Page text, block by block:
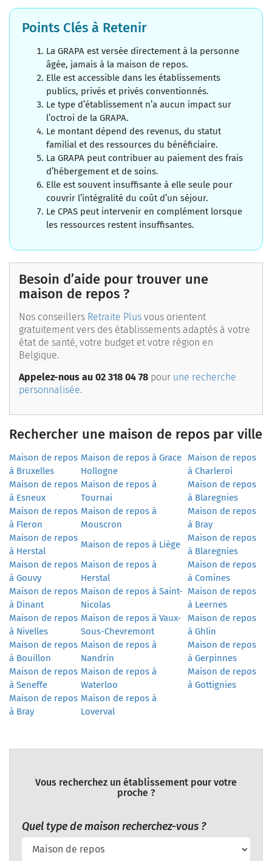
Points Clés à Retenir
La GRAPA est versée directement à la personne
âgée, jamais à la maison de repos.
Elle est accessible dans les établissements
publics, privés et privés conventionnés.
Le type d’établissement n’a aucun impact sur
l’octroi de la GRAPA.
Le montant dépend des revenus, du statut
familial et des ressources du bénéficiaire.
La GRAPA peut contribuer au paiement des frais
d’hébergement et de soins.
Elle est souvent insuffisante à elle seule pour
couvrir l’intégralité du coût d’un séjour.
Le CPAS peut intervenir en complément lorsque
les ressources restent insuffisantes.
Besoin d’aide pour trouver une
maison de repos ?
Nos conseillers Retraite Plus vous orientent
gratuitement vers des établissements adaptés à votre
état de santé, votre budget et votre région en
Belgique.
Appelez-nous au 02 318 04 78 pour une recherche
personnalisée.
Rechercher une maison de repos par ville
Maison de repos
à Bruxelles
Maison de repos à Grace
Hollogne
Maison de repos
à Charleroi
Maison de repos
à Esneux
Maison de repos à
Tournai
Maison de repos
à Blaregnies
Maison de repos
à Fleron
Maison de repos à
Mouscron
Maison de repos
à Bray
Maison de repos
à Herstal
Maison de repos à Liège
Maison de repos
à Blaregnies
Maison de repos
à Gouvy
Maison de repos à
Herstal
Maison de repos
à Comines
Maison de repos
à Dinant
Maison de repos à Saint-
Nicolas
Maison de repos
à Leernes
Maison de repos
à Nivelles
Maison de repos à Vaux-
Sous-Chevremont
Maison de repos
à Ghlin
Maison de repos
à Bouillon
Maison de repos à
Nandrin
Maison de repos
à Gerpinnes
Maison de repos
à Seneffe
Maison de repos à
Waterloo
Maison de repos
à Gottignies
Maison de repos
à Bray
Maison de repos à
Loverval
Vous recherchez un établissement pour votre
proche ?
Quel type de maison recherchez-vous ?